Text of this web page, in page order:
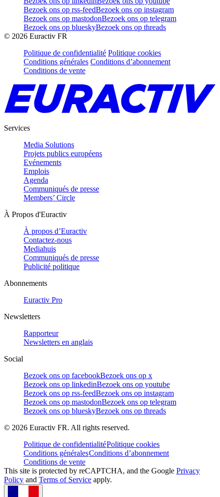
Bezoek ons op rss-feedBezoek ons op instagram
Bezoek ons op mastodonBezoek ons op telegram
Bezoek ons op blueskyBezoek ons op threads
© 2026 Euractiv FR
Politique de confidentialité Politique cookies
Conditions générales Conditions d’abonnement
Conditions de vente
Services
Media Solutions
Projets publics européens
Evénements
Emplois
Agenda
Communiqués de presse
Members’ Circle
À Propos d'Euractiv
À propos d’Euractiv
Contactez-nous
Mediahuis
Communiqués de presse
Publicité politique
Abonnements
Euractiv Pro
Newsletters
Rapporteur
Newsletters en anglais
Social
Bezoek ons op facebookBezoek ons op x
Bezoek ons op linkedinBezoek ons op youtube
Bezoek ons op rss-feedBezoek ons op instagram
Bezoek ons op mastodonBezoek ons op telegram
Bezoek ons op blueskyBezoek ons op threads
© 2026 Euractiv FR. All rights reserved.
Politique de confidentialitéPolitique cookies
Conditions généralesConditions d’abonnement
Conditions de vente
This site is protected by reCAPTCHA, and the Google Privacy
Policy and Terms of Service apply.